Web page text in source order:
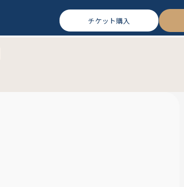
チケット購入